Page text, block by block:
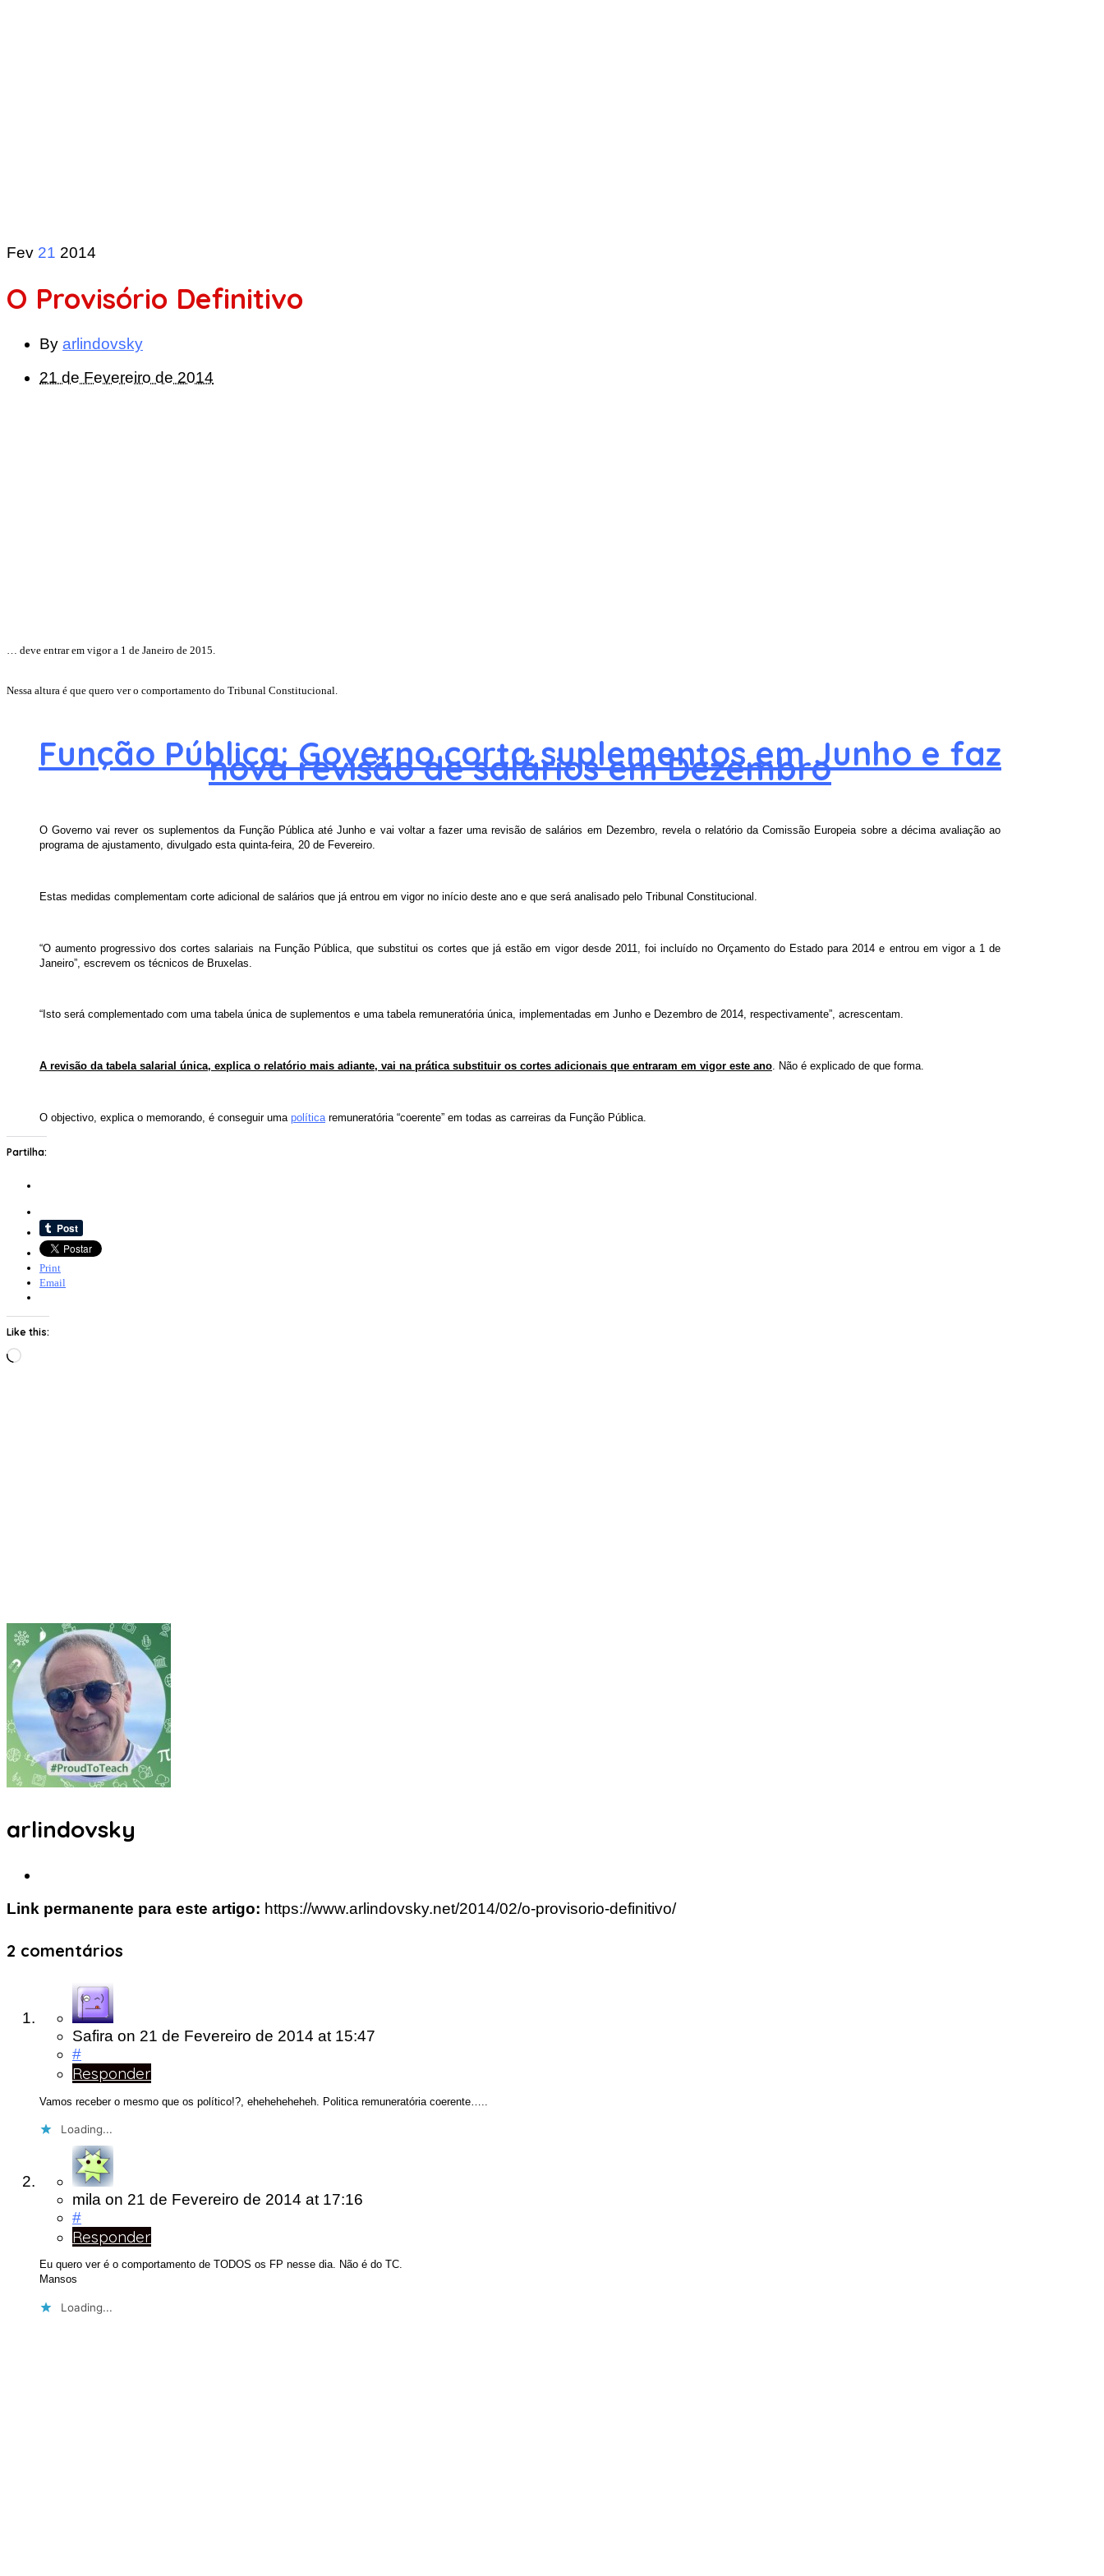
Fev 21 2014
O Provisório Definitivo
By arlindovsky
21 de Fevereiro de 2014
… deve entrar em vigor a 1 de Janeiro de 2015.
Nessa altura é que quero ver o comportamento do Tribunal Constitucional.
Função Pública: Governo corta suplementos em Junho e faz
nova revisão de salários em Dezembro
O Governo vai rever os suplementos da Função Pública até Junho e vai voltar a fazer uma revisão de salários em Dezembro, revela o relatório da Comissão Europeia sobre a décima avaliação ao
programa de ajustamento, divulgado esta quinta-feira, 20 de Fevereiro.
Estas medidas complementam corte adicional de salários que já entrou em vigor no início deste ano e que será analisado pelo Tribunal Constitucional.
“O aumento progressivo dos cortes salariais na Função Pública, que substitui os cortes que já estão em vigor desde 2011, foi incluído no Orçamento do Estado para 2014 e entrou em vigor a 1 de
Janeiro”, escrevem os técnicos de Bruxelas.
“Isto será complementado com uma tabela única de suplementos e uma tabela remuneratória única, implementadas em Junho e Dezembro de 2014, respectivamente”, acrescentam.
A revisão da tabela salarial única, explica o relatório mais adiante, vai na prática substituir os cortes adicionais que entraram em vigor este ano. Não é explicado de que forma.
O objectivo, explica o memorando, é conseguir uma política remuneratória “coerente” em todas as carreiras da Função Pública.
Partilha:
Print
Email
Like this:
Loading…
arlindovsky
Link permanente para este artigo: https://www.arlindovsky.net/2014/02/o-provisorio-definitivo/
2 comentários
Safira on 21 de Fevereiro de 2014 at 15:47
#
Responder
Vamos receber o mesmo que os político!?, eheheheheheh. Politica remuneratória coerente…..
Loading...
mila on 21 de Fevereiro de 2014 at 17:16
#
Responder
Eu quero ver é o comportamento de TODOS os FP nesse dia. Não é do TC.
Mansos
Loading...